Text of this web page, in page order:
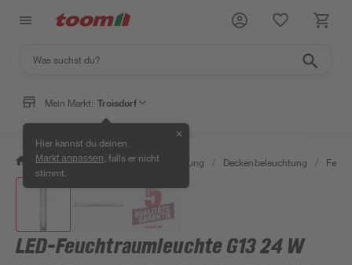
Mein Markt: Troisdorf
Hier kannst du deinen
Markt anpassen , falls er nicht
stimmt.
✕
/ Wohnen & Haushalt / Beleuchtung / Deckenbeleuchtung /
LED-Feuchtraumleuchte G13 24 W